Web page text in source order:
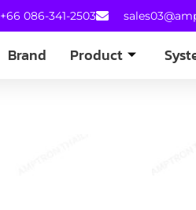
+66 086-341-2503
Brand Product